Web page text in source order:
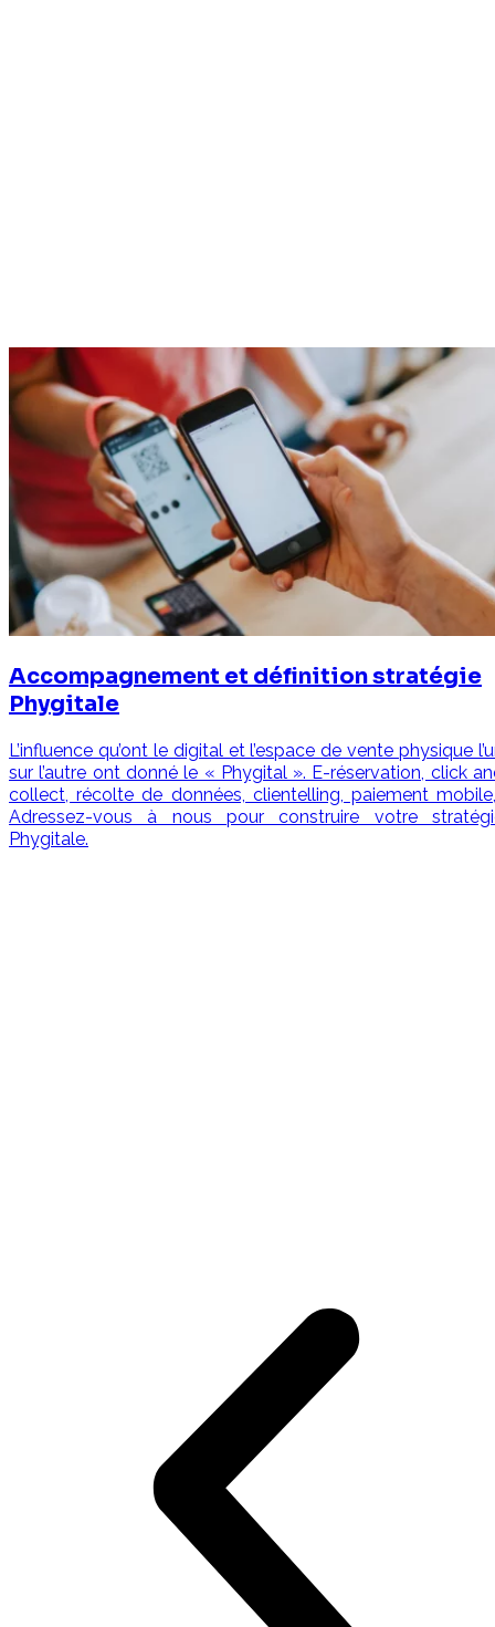
Accompagnement et définition stratégie
Phygitale
L’influence qu’ont le digital et l’espace de vente physique
sur l’autre ont donné le « Phygital ». E-réservation, click
collect, récolte de données, clientelling, paiement
Adressez-vous à nous pour construire votre
Phygitale.